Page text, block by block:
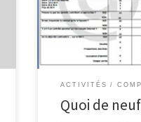
eu lieu le lundi 23
l’Athénée Royal de
jeunes […]
ACTIVITÉS
Quoi de neuf